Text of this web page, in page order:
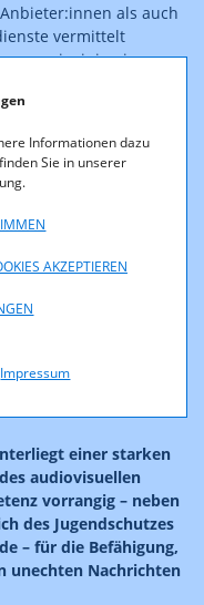
Informationen dazu
Sie in unserer
AKZEPTIEREN
Impressum
als auch
vermittelt
im
Inhalten und
Instrument zur
durch eine
Dies nicht
muss, aber daneben
unterliegen.
ihnen dazu natürlich
einer starken
audiovisuellen
vorrangig – neben
des Jugendschutzes
– für die Befähigung,
unechten Nachrichten